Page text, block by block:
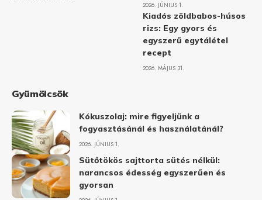
2026. JÚNIUS 1.
Kiadós zöldbabos-húsos
rizs: Egy gyors és
egyszerű egytálétel
recept
2026. MÁJUS 31.
Gyümölcsök
Kókuszolaj: mire figyeljünk a
fogyasztásánál és használatánál?
2026. JÚNIUS 1.
Sütőtökös sajttorta sütés nélkül:
narancsos édesség egyszerűen és
gyorsan